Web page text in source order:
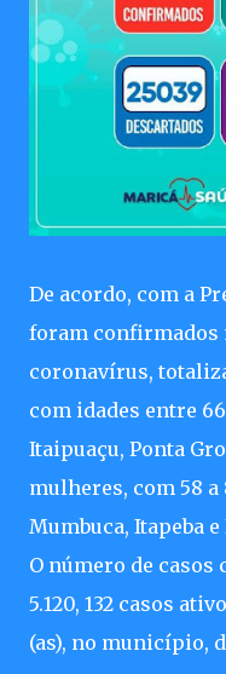
De acordo, com a
foram confirmados
coronavírus,
com idades entre
Itaipuaçu, Ponta
mulheres, com 58
Mumbuca, Itapeba
O número de
5.120, 132 casos
(as), no município,